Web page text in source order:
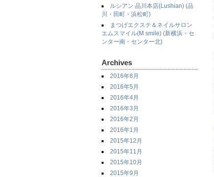
ルシアン 品川本店(Lushian) (品
川・田町・浜松町)
まつげエクステ＆ネイルサロン
エムスマイル(M smile) (新横浜・セ
ンター南・センター北)
Archives
2016年6月
2016年5月
2016年4月
2016年3月
2016年2月
2016年1月
2015年12月
2015年11月
2015年10月
2015年9月